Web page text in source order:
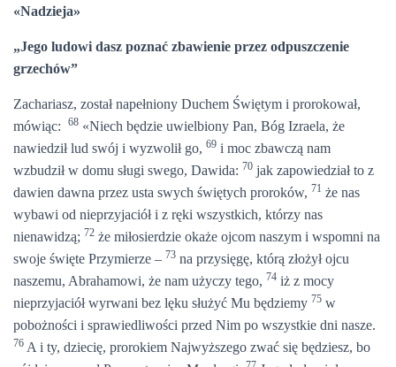
«Nadzieja»
„Jego ludowi dasz poznać zbawienie przez odpuszczenie
grzechów”
Zachariasz, został napełniony Duchem Świętym i prorokował,
mówiąc:
68 «Niech będzie uwielbiony Pan, Bóg Izraela, że
nawiedził lud swój i wyzwolił go, 69 i moc zbawczą nam
wzbudził w domu sługi swego, Dawida: 70 jak zapowiedział to z
dawien dawna przez usta swych świętych proroków, 71 że nas
wybawi od nieprzyjaciół i z ręki wszystkich, którzy nas
nienawidzą; 72 że miłosierdzie okaże ojcom naszym i wspomni na
swoje święte Przymierze – 73 na przysięgę, którą złożył ojcu
naszemu, Abrahamowi, że nam użyczy tego, 74 iż z mocy
nieprzyjaciół wyrwani bez lęku służyć Mu będziemy 75 w
pobożności i sprawiedliwości przed Nim po wszystkie dni nasze.
76 A i ty, dziecię, prorokiem Najwyższego zwać się będziesz, bo